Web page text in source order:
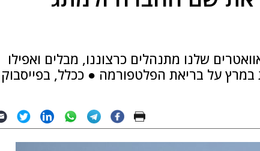
שלנו מתנהלים כרצוננו, מבלים ואפילו
על בריאת הפלטפורמה ● ככלל, בפייסבוק